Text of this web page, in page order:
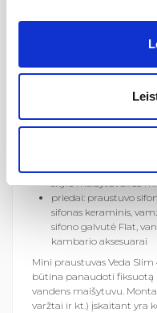
matmenys (p x g):
spalva: balta matinė
maišytuvo skylė
perpylimas: nėra
skylė maišytuvui: 35
priedai: praustuvo
sifonas keraminis,
sifono galvutė Flat,
kambario aksesuarai
Mini praustuvas Veda
būtina panaudoti fiksuotą
vandens maišytuvu.
varžtai ir kt.) įskaitant yra